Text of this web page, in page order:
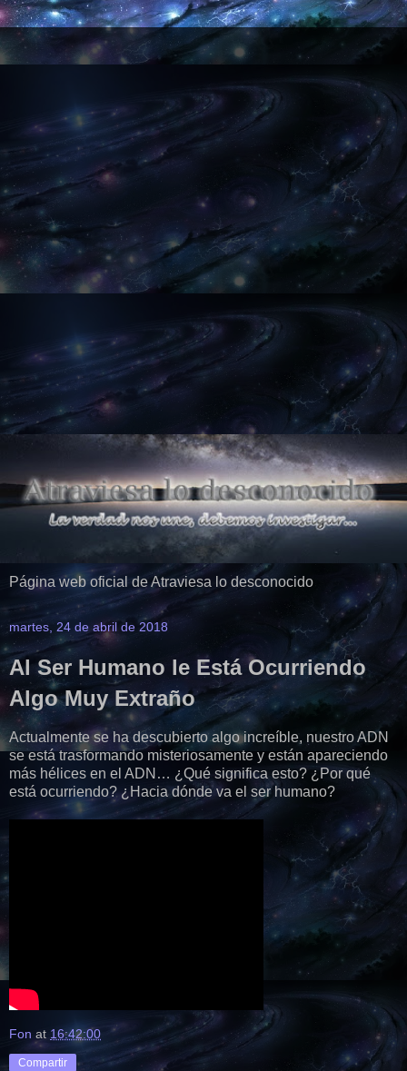
Página web oficial de Atraviesa lo desconocido
martes, 24 de abril de 2018
Al Ser Humano le Está Ocurriendo
Algo Muy Extraño
Actualmente se ha descubierto algo increíble, nuestro ADN
se está trasformando misteriosamente y están apareciendo
más hélices en el ADN… ¿Qué significa esto? ¿Por qué
está ocurriendo? ¿Hacia dónde va el ser humano?
Fon at 16:42:00
Compartir